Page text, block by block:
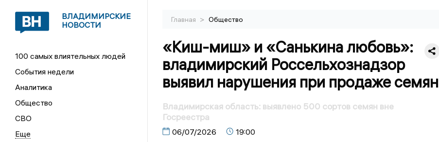
ВЛАДИМИРСКИЕ
НОВОСТИ
100 самых влиятельных людей
События недели
Аналитика
Общество
СВО
Главная > Общество
«Киш-миш» и «Санькина любовь»:
владимирский Россельхознадзор
выявил нарушения при продаже семян
Владимирская область: выявлено 500 сортов семян вне
Госреестра
06/07/2026 19:00